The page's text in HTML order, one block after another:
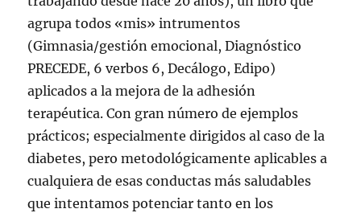
agrupa todos «mis» intrumentos
(Gimnasia/gestión emocional, Diagnóstico
PRECEDE, 6 verbos 6, Decálogo, Edipo)
aplicados a la mejora de la adhesión
terapéutica. Con gran número de ejemplos
prácticos; especialmente dirigidos al caso de la
diabetes, pero metodológicamente aplicables a
cualquiera de esas conductas más saludables
que intentamos potenciar tanto en los